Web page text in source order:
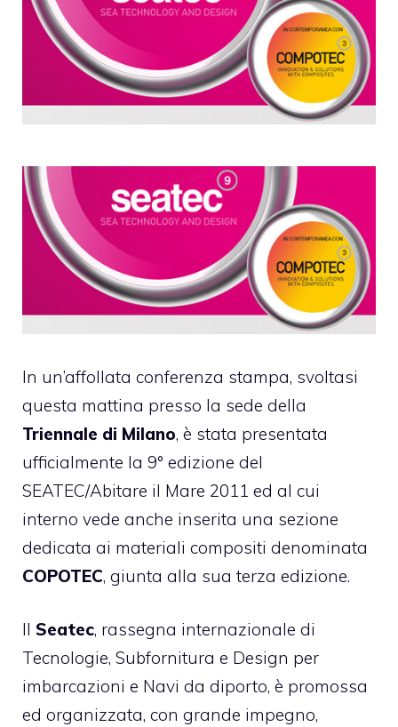
In un’affollata conferenza stampa, svoltasi
questa mattina presso la sede della
Triennale di Milano, è stata presentata
ufficialmente la 9° edizione del
SEATEC/Abitare il Mare 2011 ed al cui
interno vede anche inserita una sezione
dedicata ai materiali compositi denominata
COPOTEC, giunta alla sua terza edizione.
Il Seatec, rassegna internazionale di
Tecnologie, Subfornitura e Design per
imbarcazioni e Navi da diporto, è promossa
ed organizzata, con grande impegno,